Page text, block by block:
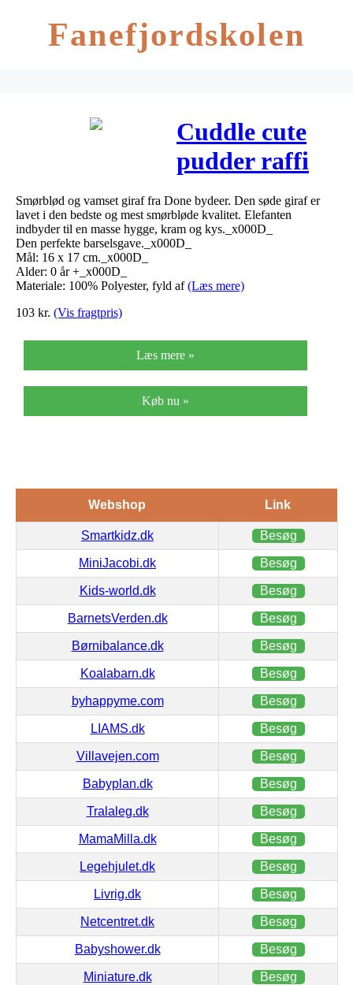
Fanefjordskolen
Cuddle cute
pudder raffi
fra Done by
Deer
Smørblød og vamset giraf fra Done bydeer. Den søde giraf er
lavet i den bedste og mest smørbløde kvalitet. Elefanten
indbyder til en masse hygge, kram og kys._x000D_
Den perfekte barselsgave._x000D_
Mål: 16 x 17 cm._x000D_
Alder: 0 år +_x000D_
Materiale: 100% Polyester, fyld af(Læs mere)
103 kr. (Vis fragtpris)
Læs mere »
Køb nu »
Webshop Link
Smartkidz.dk Besøg
MiniJacobi.dk Besøg
Kids-world.dk Besøg
BarnetsVerden.dk Besøg
Børnibalance.dk Besøg
Koalabarn.dk Besøg
byhappyme.com Besøg
LIAMS.dk Besøg
Villavejen.com Besøg
Babyplan.dk Besøg
Tralaleg.dk Besøg
MamaMilla.dk Besøg
Legehjulet.dk Besøg
Livrig.dk Besøg
Netcentret.dk Besøg
Babyshower.dk Besøg
Miniature.dk Besøg